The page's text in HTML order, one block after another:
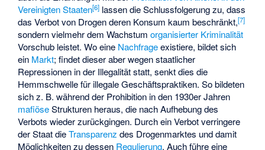
Vereinigten Staaten[6] lassen die Schlussfolgerung zu, dass
das Verbot von Drogen deren Konsum kaum beschränkt,[7]
sondern vielmehr dem Wachstumorganisierter Kriminalität
Vorschub leistet. Wo eine Nachfrageexistiere, bildet sich
ein Markt; findet dieser aber wegen staatlicher
Repressionen in der Illegalität statt, senkt dies die
Hemmschwelle für illegale Geschäftspraktiken. So bildeten
sich z. B. während der Prohibition in den 1930er Jahren
mafiöseStrukturen heraus, die nach Aufhebung des
Verbots wieder zurückgingen. Durch ein Verbot verringere
der Staat dieTransparenz des Drogenmarktes und damit
Möglichkeiten zu dessen Regulierung. Auch führe eine